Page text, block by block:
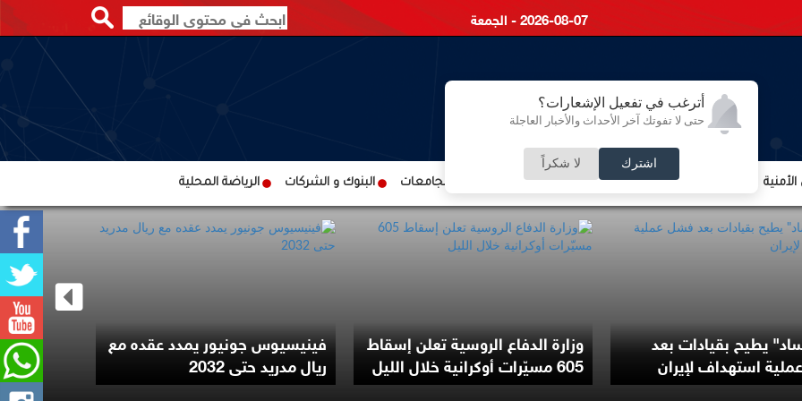
أترغب في تفعيل الإشعارات؟
حتى لا تفوتك آخر الأحداث والأخبار العاجلة
اشترك لا شكراً
2026-08-07 - الجمعة
الشؤون الإقتصادية الشؤون البرلمانية التعليم والجامعات البنوك و الشركات الرياضة المحلية
يطيح بقيادات بعد
استهداف لإيران
وزارة الدفاع الروسية تعلن إسقاط
605 مسيّرات أوكرانية خلال الليل
فينيسيوس جونيور يمدد عقده مع
ريال مدريد حتى 2032
ترامب
لتقييد